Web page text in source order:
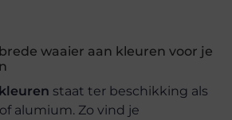
waaier aan kleuren voor je
staat ter beschikking als
alumium. Zo vind je